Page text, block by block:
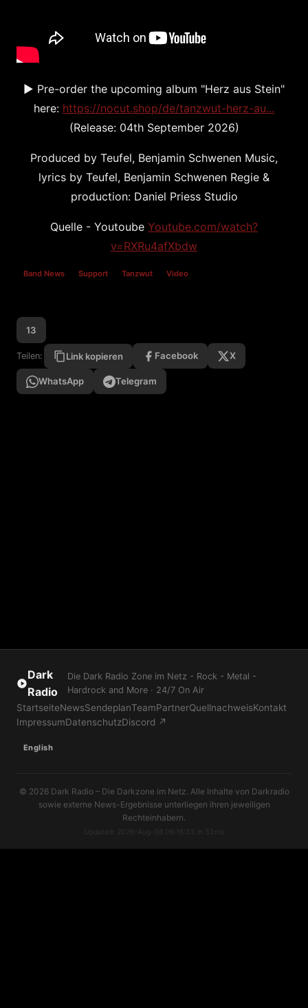
► Pre-order the upcoming album "Herz aus Stein"
here: https://nocut.shop/de/tanzwut-herz-au...
(Release: 04th September 2026)
Produced by Teufel, Benjamin Schwenen Music,
lyrics by Teufel, Benjamin Schwenen Regie &
production: Daniel Priess Studio
Quelle - Youtoube Youtube.com/watch?
v=RXRu4afXbdw
Band News Support Tanzwut Video
13
Teilen: Link kopieren Facebook X
WhatsApp Telegram
Dark
Radio
Die Dark Radio Zone im Netz - Rock - Metal -
Hardrock and More · 24/7 On Air
StartseiteNewsSendeplanTeamPartnerQuellnachweisKontakt
ImpressumDatenschutzDiscord ↗
English
© 2026 Dark Radio – Die Darkzone im Netz. Alle Inhalte von Darkradio
sowie externe News-Ergebnisse unterliegen ihren jeweiligen
Rechteinhabern.
Updated: 2026-Aug-08 06:16:33 in 33ms